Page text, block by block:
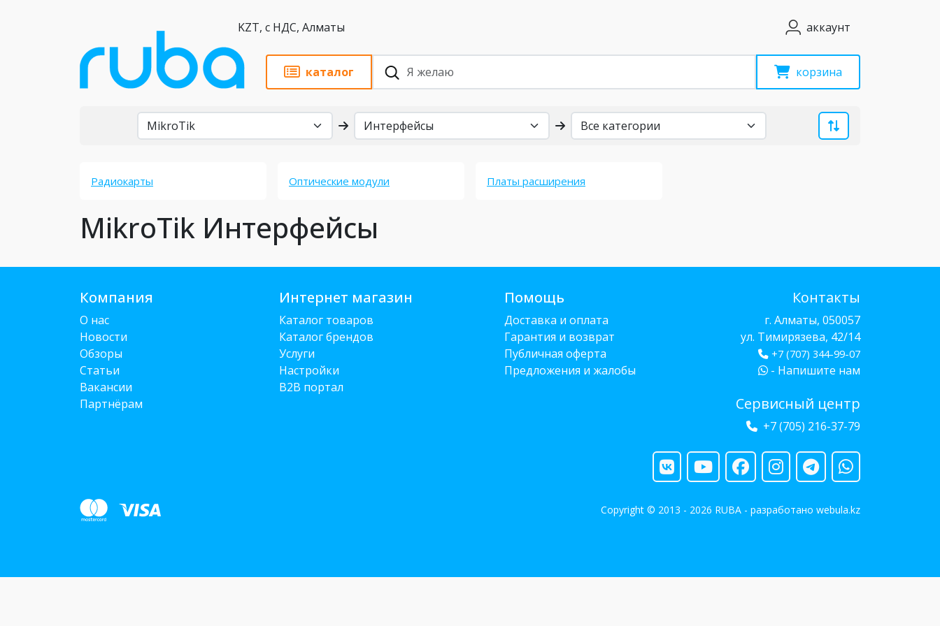
KZT, с НДС, Алматы аккаунт
каталог корзина
Бренды
Радиокарты Оптические модули Платы расширения
MikroTik Интерфейсы
Компания
О нас
Новости
Обзоры
Статьи
Вакансии
Партнёрам
Интернет магазин
Каталог товаров
Каталог брендов
Услуги
Настройки
B2B портал
Помощь
Доставка и оплата
Гарантия и возврат
Публичная оферта
Предложения и жалобы
Контакты
г. Алматы, 050057
ул. Тимирязева, 42/14
+7 (707) 344-99-07
- Напишите нам
Сервисный центр
+7 (705) 216-37-79
Copyright © 2013 - 2026 RUBA - разработано webula.kz